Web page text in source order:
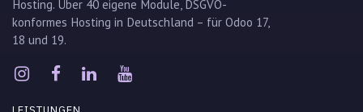
Hosting. Über 40 eigene Module, DSGVO-
konformes Hosting in Deutschland – für Odoo 17,
18 und 19.